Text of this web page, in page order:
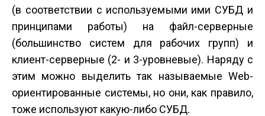
(в соответствии с используемыми ими СУБД и
принципами работы) на файл-серверные
(большинство систем для рабочих групп) и
клиент-серверные (2- и 3-уровневые). Наряду с
этим можно выделить так называемые Web-
ориентированные системы, но они, как правило,
тоже используют какую-либо СУБД.